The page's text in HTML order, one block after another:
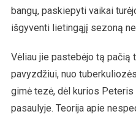
bangų, paskiepyti vaikai
išgyventi lietingąjį sezoną
Vėliau jie pastebėjo tą
pavyzdžiui, nuo
gimė tezė, dėl kurios Peteris
pasaulyje. Teorija apie